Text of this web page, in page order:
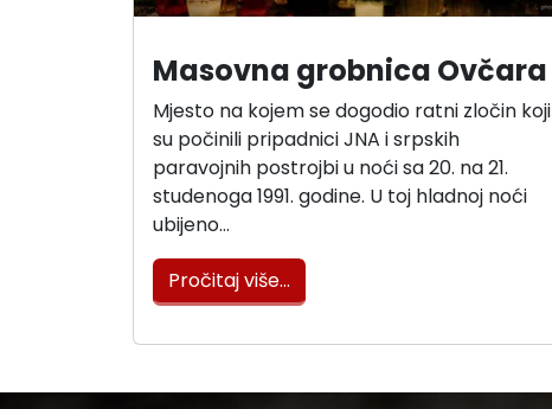
Masovna grobnica Ovčara
Mjesto na kojem se dogodio ratni zločin koji
su počinili pripadnici JNA i srpskih
paravojnih postrojbi u noći sa 20. na 21.
studenoga 1991. godine. U toj hladnoj noći
ubijeno…
Pročitaj više…